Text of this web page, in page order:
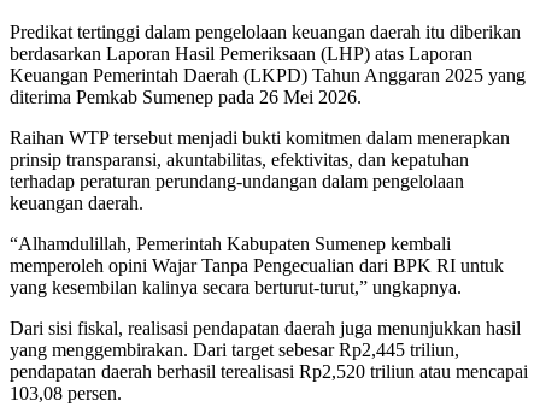
Predikat tertinggi dalam pengelolaan keuangan daerah itu diberikan
berdasarkan Laporan Hasil Pemeriksaan (LHP) atas Laporan
Keuangan Pemerintah Daerah (LKPD) Tahun Anggaran 2025 yang
diterima Pemkab Sumenep pada 26 Mei 2026.
Raihan WTP tersebut menjadi bukti komitmen dalam menerapkan
prinsip transparansi, akuntabilitas, efektivitas, dan kepatuhan
terhadap peraturan perundang-undangan dalam pengelolaan
keuangan daerah.
“Alhamdulillah, Pemerintah Kabupaten Sumenep kembali
memperoleh opini Wajar Tanpa Pengecualian dari BPK RI untuk
yang kesembilan kalinya secara berturut-turut,” ungkapnya.
Dari sisi fiskal, realisasi pendapatan daerah juga menunjukkan hasil
yang menggembirakan. Dari target sebesar Rp2,445 triliun,
pendapatan daerah berhasil terealisasi Rp2,520 triliun atau mencapai
103,08 persen.